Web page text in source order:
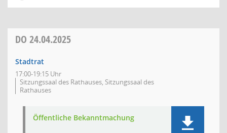
DO 24.04.2025
Stadtrat
17:00-19:15 Uhr
Sitzungssaal des Rathauses, Sitzungssaal des
Rathauses
Öffentliche Bekanntmachung